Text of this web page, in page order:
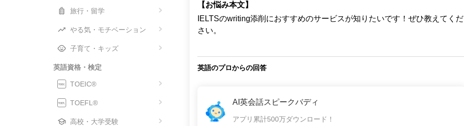
旅行・留学
やる気・モチベーション
子育て・キッズ
英語資格・検定
TOEIC®
TOEFL®
高校・大学受験
【お悩み本文】
IELTSのwriting添削におすすめのサービスが知りたいです！ぜひ教えてくだ
さい。
英語のプロからの回答
AI英会話スピークバディ
アプリ累計500万ダウンロード！